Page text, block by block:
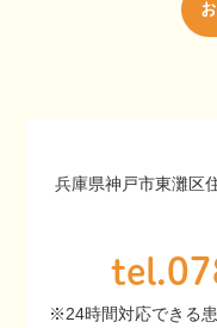
兵庫県神戸市東灘区
※24時間対応できる